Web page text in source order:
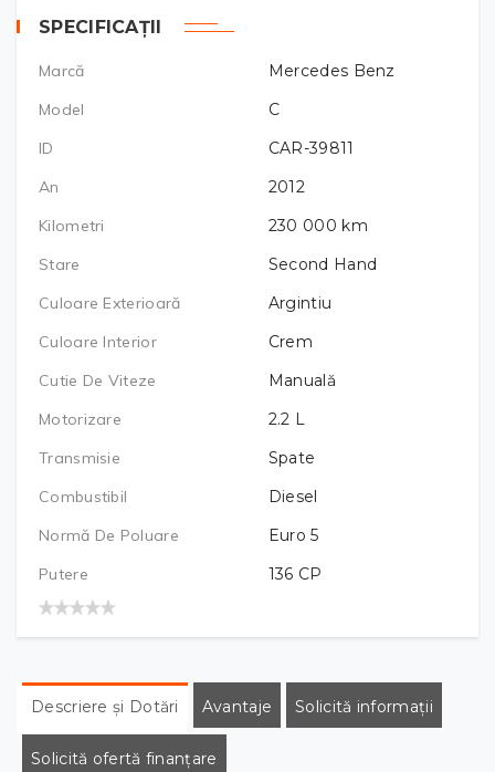
SPECIFICAȚII
Marcă
Mercedes Benz
Model
C
ID
CAR-39811
An
2012
Kilometri
230 000 km
Stare
Second Hand
Culoare Exterioară
Argintiu
Culoare Interior
Crem
Cutie De Viteze
Manuală
Motorizare
2.2 L
Transmisie
Spate
Combustibil
Diesel
Normă De Poluare
Euro 5
Putere
136 CP
Descriere și Dotări Avantaje Solicită informații
Solicită ofertă finanțare